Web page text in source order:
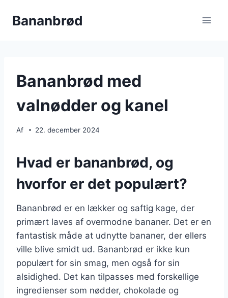
Bananbrød
Bananbrød med
valnødder og kanel
Af 22. december 2024
Hvad er bananbrød, og
hvorfor er det populært?
Bananbrød er en lækker og saftig kage, der
primært laves af overmodne bananer. Det er en
fantastisk måde at udnytte bananer, der ellers
ville blive smidt ud. Bananbrød er ikke kun
populært for sin smag, men også for sin
alsidighed. Det kan tilpasses med forskellige
ingredienser som nødder, chokolade og